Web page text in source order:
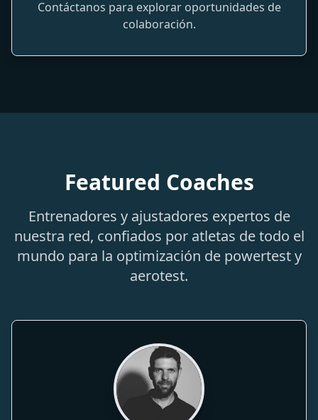
Contáctanos para explorar oportunidades de
colaboración.
Featured Coaches
Entrenadores y ajustadores expertos de
nuestra red, confiados por atletas de todo el
mundo para la optimización de powertest y
aerotest.